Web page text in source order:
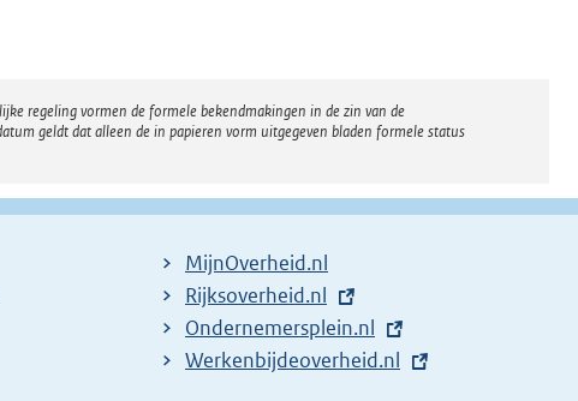
regeling vormen de formele bekendmakingen in de zin van de
geldt dat alleen de in papieren vorm uitgegeven bladen formele status
MijnOverheid.nl
E
x
t
Rijksoverheid.nl
E
x
Ondernemersplein.nl
E
Werkenbijdeoverheid.nl